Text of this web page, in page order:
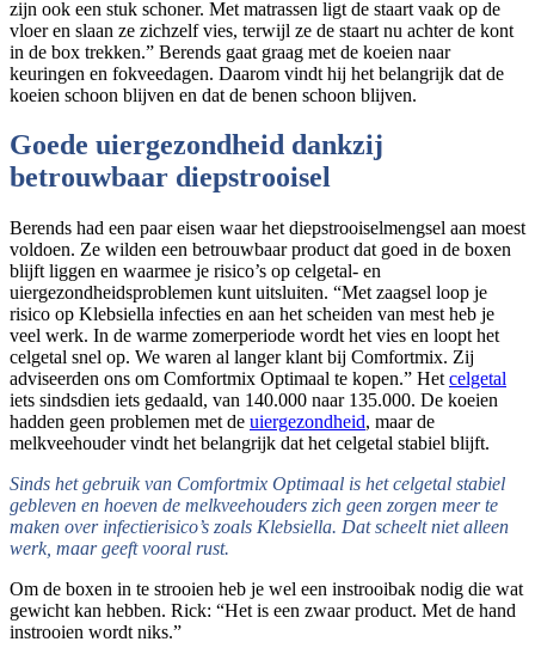
zijn ook een stuk schoner. Met matrassen ligt de staart vaak op de
vloer en slaan ze zichzelf vies, terwijl ze de staart nu achter de kont
in de box trekken.” Berends gaat graag met de koeien naar
keuringen en fokveedagen. Daarom vindt hij het belangrijk dat de
koeien schoon blijven en dat de benen schoon blijven.
Goede uiergezondheid dankzij
betrouwbaar diepstrooisel
Berends had een paar eisen waar het diepstrooiselmengsel aan moest
voldoen. Ze wilden een betrouwbaar product dat goed in de boxen
blijft liggen en waarmee je risico’s op celgetal- en
uiergezondheidsproblemen kunt uitsluiten. “Met zaagsel loop je
risico op Klebsiella infecties en aan het scheiden van mest heb je
veel werk. In de warme zomerperiode wordt het vies en loopt het
celgetal snel op. We waren al langer klant bij Comfortmix. Zij
adviseerden ons om Comfortmix Optimaal te kopen.” Het celgetal
iets sindsdien iets gedaald, van 140.000 naar 135.000. De koeien
hadden geen problemen met de uiergezondheid, maar de
melkveehouder vindt het belangrijk dat het celgetal stabiel blijft.
Sinds het gebruik van Comfortmix Optimaal is het celgetal stabiel
gebleven en hoeven de melkveehouders zich geen zorgen meer te
maken over infectierisico’s zoals Klebsiella. Dat scheelt niet alleen
werk, maar geeft vooral rust.
Om de boxen in te strooien heb je wel een instrooibak nodig die wat
gewicht kan hebben. Rick: “Het is een zwaar product. Met de hand
instrooien wordt niks.”